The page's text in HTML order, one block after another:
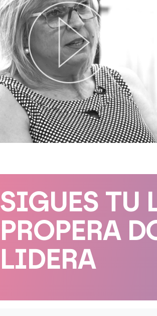
SIGUES TU
PROPERA
LIDERA